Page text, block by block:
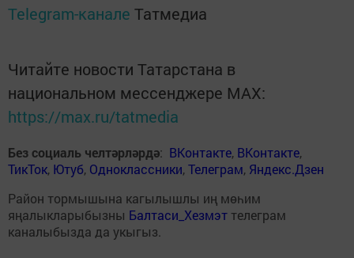
Telegram-канале Татмедиа
Читайте новости Татарстана в
национальном мессенджере MАХ:
https://max.ru/tatmedia
Без социаль челтәрләрдә: ВКонтакте, ВКонтакте,
ТикТок, Ютуб, Одноклассники,Телеграм, Яндекс.Дзен
Район тормышына кагылышлы иң мөһим
яңалыкларыбызны Балтаси_Хезмэт телеграм
каналыбызда да укыгыз.